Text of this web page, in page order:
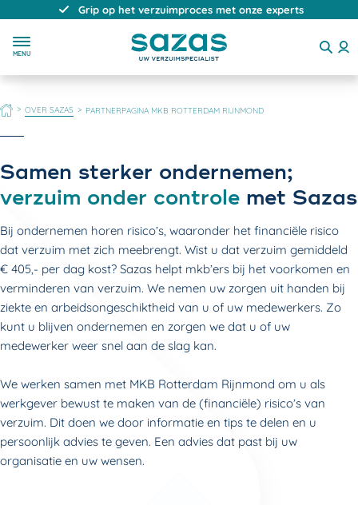
Direct, persoonlijk en deskundig advies
MENU
HOME OVER SAZAS PARTNERPAGINA MKB ROTTERDAM RIJNMOND
Samen sterker ondernemen;
verzuim onder controle met Sazas
Bij ondernemen horen risico’s, waaronder het financiële risico
dat verzuim met zich meebrengt. Wist u dat verzuim gemiddeld
€ 405,- per dag kost? Sazas helpt mkb’ers bij het voorkomen en
verminderen van verzuim. We nemen uw zorgen uit handen bij
ziekte en arbeidsongeschiktheid van u of uw medewerkers. Zo
kunt u blijven ondernemen en zorgen we dat u of uw
medewerker weer snel aan de slag kan.
We werken samen met MKB Rotterdam Rijnmond om u als
werkgever bewust te maken van de (financiële) risico’s van
verzuim. Dit doen we door informatie en tips te delen en u
persoonlijk advies te geven. Een advies dat past bij uw
organisatie en uw wensen.